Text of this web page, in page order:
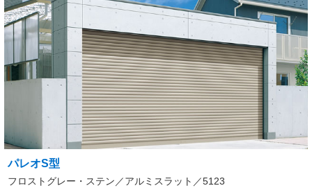
パレオS型
フロストグレー・ステン／アルミスラット／5123